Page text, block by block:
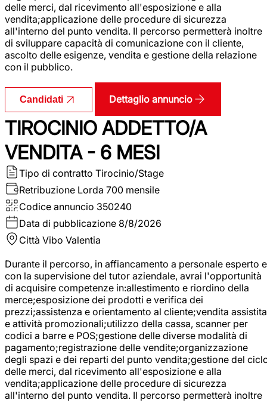
delle merci, dal ricevimento all'esposizione e alla
vendita;applicazione delle procedure di sicurezza
all'interno del punto vendita. Il percorso permetterà inoltre
di sviluppare capacità di comunicazione con il cliente,
ascolto delle esigenze, vendita e gestione della relazione
con il pubblico.
Candidati Dettaglio annuncio
TIROCINIO ADDETTO/A
VENDITA - 6 MESI
Tipo di contratto Tirocinio/Stage
Retribuzione Lorda 700 mensile
Codice annuncio 350240
Data di pubblicazione 8/8/2026
Città Vibo Valentia
Durante il percorso, in affiancamento a personale esperto e
con la supervisione del tutor aziendale, avrai l'opportunità
di acquisire competenze in:allestimento e riordino della
merce;esposizione dei prodotti e verifica dei
prezzi;assistenza e orientamento al cliente;vendita assistita
e attività promozionali;utilizzo della cassa, scanner per
codici a barre e POS;gestione delle diverse modalità di
pagamento;registrazione delle vendite;organizzazione
degli spazi e dei reparti del punto vendita;gestione del
delle merci, dal ricevimento all'esposizione e alla
vendita;applicazione delle procedure di sicurezza
all'interno del punto vendita. Il percorso permetterà inoltre